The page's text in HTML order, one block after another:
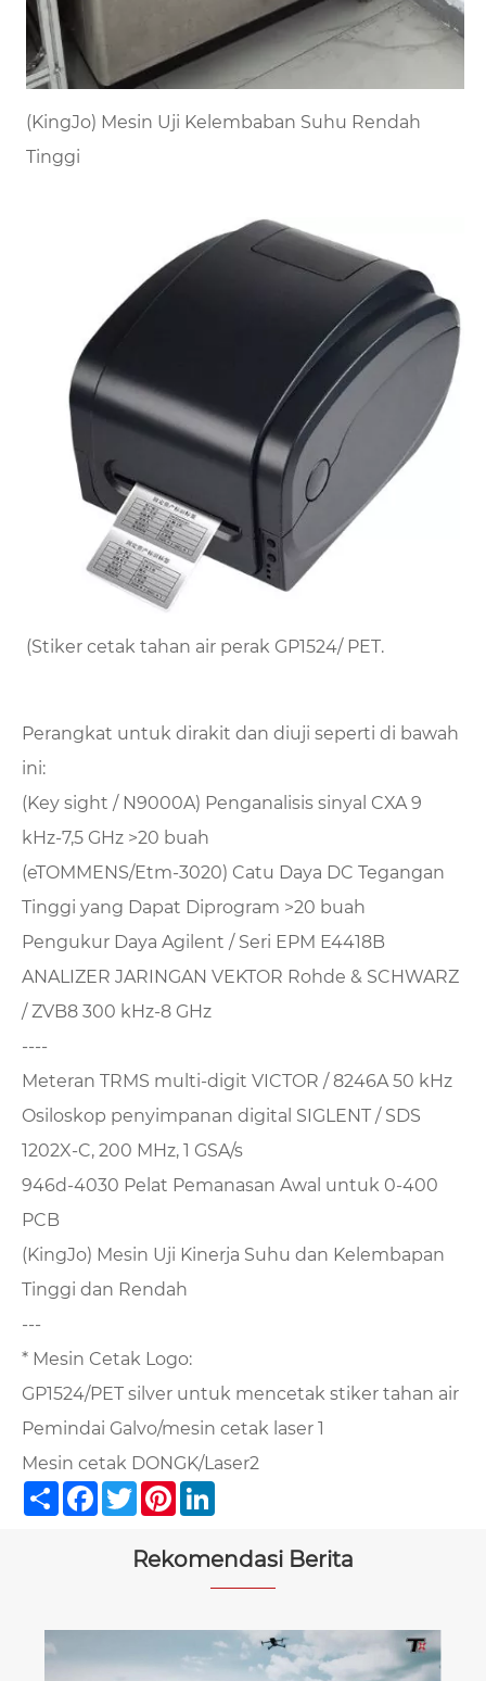
(KingJo) Mesin Uji Kelembaban Suhu Rendah
Tinggi
(Stiker cetak tahan air perak GP1524/ PET.
Perangkat untuk dirakit dan diuji seperti di bawah
ini:
(Key sight / N9000A) Penganalisis sinyal CXA 9
kHz-7,5 GHz >20 buah
(eTOMMENS/Etm-3020) Catu Daya DC Tegangan
Tinggi yang Dapat Diprogram >20 buah
Pengukur Daya Agilent / Seri EPM E4418B
ANALIZER JARINGAN VEKTOR Rohde & SCHWARZ
/ ZVB8 300 kHz-8 GHz
----
Meteran TRMS multi-digit VICTOR / 8246A 50 kHz
Osiloskop penyimpanan digital SIGLENT / SDS
1202X-C, 200 MHz, 1 GSA/s
946d-4030 Pelat Pemanasan Awal untuk 0-400
PCB
(KingJo) Mesin Uji Kinerja Suhu dan Kelembapan
Tinggi dan Rendah
---
* Mesin Cetak Logo:
GP1524/PET silver untuk mencetak stiker tahan air
Pemindai Galvo/mesin cetak laser 1
Mesin cetak DONGK/Laser2
Share FacebookTwitterPinterest
Rekomendasi Berita